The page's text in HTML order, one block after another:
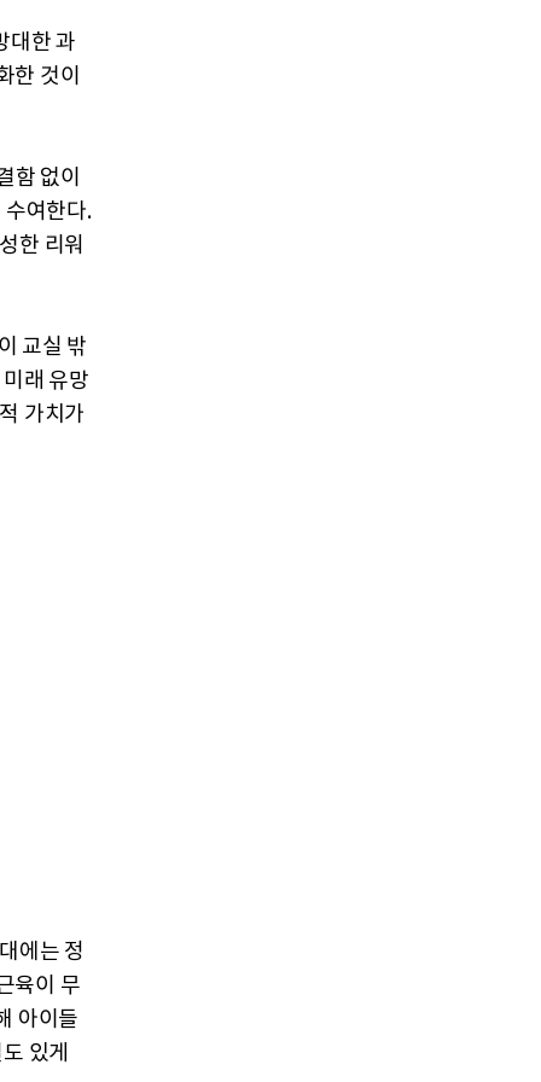
대한 과
한 것이
함 없이
여한다.
한 리워
교실 밖
래 유망
가치가
에는 정
육이 무
아이들
있게